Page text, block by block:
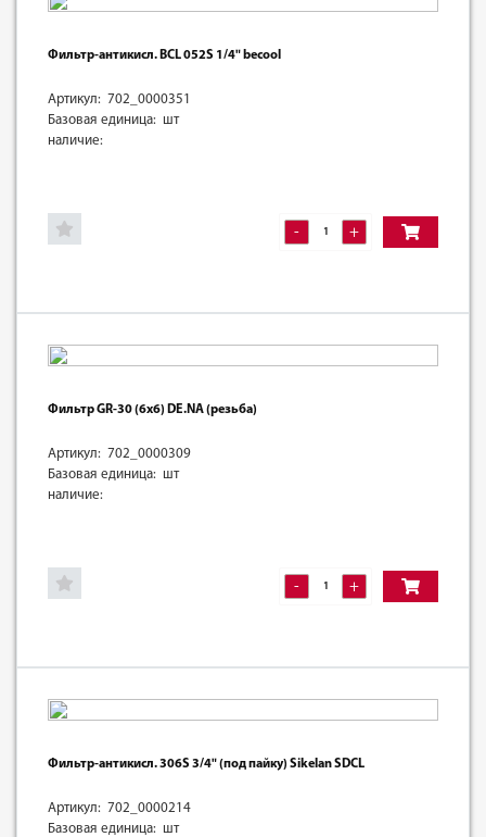
Фильтр-антикисл. BCL 052S 1/4" becool
Артикул: 702_0000351
Базовая единица: шт
наличие:
- +
Фильтр GR-30 (6х6) DE.NA (резьба)
Артикул: 702_0000309
Базовая единица: шт
наличие:
- +
Фильтр-антикисл. 306S 3/4" (под пайку) Sikelan SDCL
Артикул: 702_0000214
Базовая единица: шт